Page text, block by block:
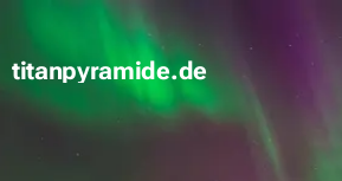
titanpyramide.de